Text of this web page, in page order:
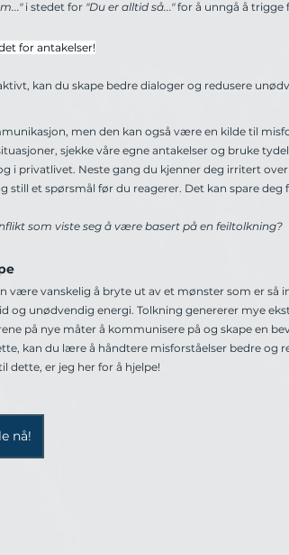
i stedet for "Du er alltid så..." for å unngå å trigge
for antakelser!
kan du skape bedre dialoger og redusere
men den kan også være en kilde til
sjekke våre egne antakelser og bruke
i privatlivet. Neste gang du kjenner deg irritert
still et spørsmål før du reagerer. Det kan spare
som viste seg å være basert på en feiltolkning?
være vanskelig å bryte ut av et mønster som er så
og unødvendig energi. Tolkning genererer mye
på nye måter å kommunisere på og skape en
kan du lære å håndtere misforståelser bedre og
dette, er jeg her for å hjelpe!
nå!